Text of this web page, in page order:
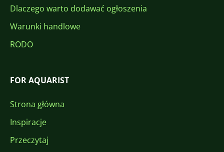
Dlaczego warto dodawać ogłoszenia
Warunki handlowe
RODO
FOR AQUARIST
Strona główna
Inspiracje
Przeczytaj